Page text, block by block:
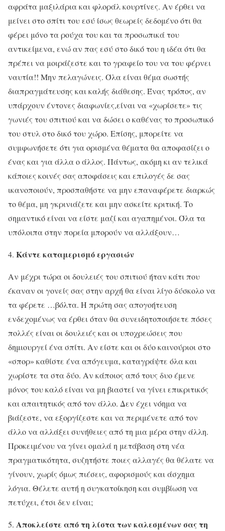
αφράτα μαξιλάρια και φλοράλ κουρτίνες. Αν έρθει να
μείνει στο σπίτι του εσύ ίσως θεωρείς δεδομένο ότι θα
φέρει μόνο τα ρούχα του και τα προσωπικά του
αντικείμενα, ενώ αν πας εσύ στο δικό του η ιδέα ότι θα
πρέπει να μοιράζεστε και το γραφείο του να του φέρνει
ναυτία!! Μην πελαγώνεις. Όλα είναι θέμα σωστής
διαπραγμάτευσης και καλής διάθεσης. Ένας τρόπος, αν
υπάρχουν έντονες διαφωνίες,είναι να «χωρίσετε» τις
γωνιές του σπιτιού και να δώσει ο καθένας το προσωπικό
του στυλ στο δικό του χώρο. Επίσης, μπορείτε να
συμφωνήσετε ότι για ορισμένα θέματα θα αποφασίζει ο
ένας και για άλλα ο άλλος. Πάντως, ακόμη κι αν τελικά
κάποιες κοινές σας αποφάσεις και επιλογές δε σας
ικανοποιούν, προσπαθήστε να μην επαναφέρετε διαρκώς
το θέμα, μη γκρινιάζετε και μην ασκείτε κριτική. Το
σημαντικό είναι να είστε μαζί και αγαπημένοι. Όλα τα
υπόλοιπα στην πορεία μπορούν να αλλάξουν…
Κάντε καταμερισμό εργασιών
Αν μέχρι τώρα οι δουλειές του σπιτιού ήταν κάτι που
έκαναν οι γονείς σας στην αρχή θα είναι λίγο δύσκολο να
τα φέρετε …βόλτα. Η πρώτη σας απογοήτευση
ενδεχομένως να έρθει όταν θα συνειδητοποιήσετε πόσες
πολλές είναι οι δουλειές και οι υποχρεώσεις που
δημιουργεί ένα σπίτι. Αν είστε και οι δύο καινούριοι στο
«σπορ» καθίστε ένα απόγευμα, καταγράψτε όλα και
χωρίστε τα στα δύο. Αν κάποιος από τους δυο έμενε
μόνος του καλό είναι να μη βιαστεί να γίνει επικριτικός
και απαιτητικός από τον άλλο. Δεν έχει νόημα να
βιάζεστε, να εξοργίζεστε και να περιμένετε από τον
άλλο να αλλάξει συνήθειες από τη μια μέρα στην άλλη.
Προκειμένου να γίνει ομαλά η μετάβαση στη νέα
πραγματικότητα, συζητήστε ποιες αλλαγές θα θέλατε να
γίνουν, χωρίς όμως πιέσεις, αφορισμούς και άσχημα
λόγια. Θέλετε αυτή η συγκατοίκηση και συμβίωση να
πετύχει, έτσι δεν είναι;
Αποκλείστε από τη λίστα των καλεσμένων σας τη